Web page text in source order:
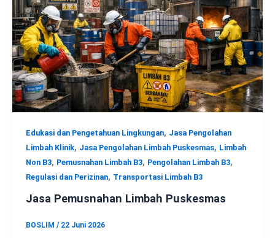
Edukasi dan Pengetahuan Lingkungan, Jasa Pengolahan
Limbah Klinik, Jasa Pengolahan Limbah Puskesmas, Limbah
Non B3, Pemusnahan Limbah B3, Pengolahan Limbah B3,
Regulasi dan Perizinan, Transportasi Limbah B3
Jasa Pemusnahan Limbah Puskesmas
BOSLIM / 22 Juni 2026